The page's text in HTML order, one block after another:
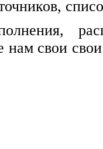
нам свои